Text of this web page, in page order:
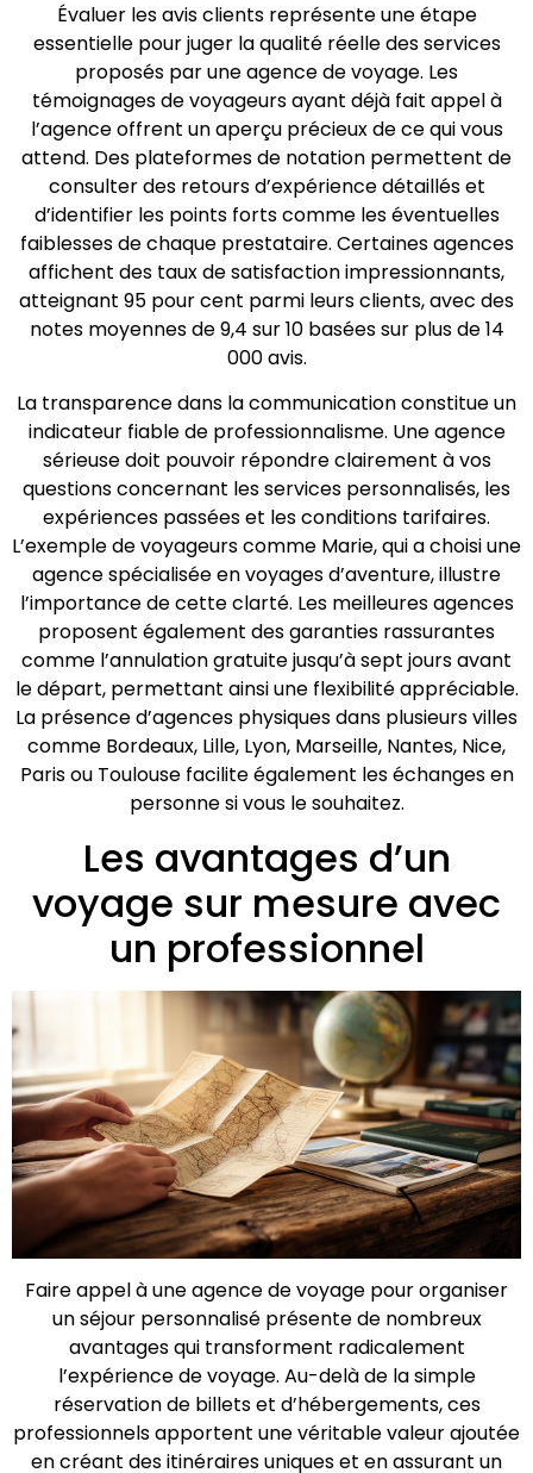
Évaluer les avis clients représente une étape
essentielle pour juger la qualité réelle des services
proposés par une agence de voyage. Les
témoignages de voyageurs ayant déjà fait appel à
l’agence offrent un aperçu précieux de ce qui vous
attend. Des plateformes de notation permettent de
consulter des retours d’expérience détaillés et
d’identifier les points forts comme les éventuelles
faiblesses de chaque prestataire. Certaines agences
affichent des taux de satisfaction impressionnants,
atteignant 95 pour cent parmi leurs clients, avec des
notes moyennes de 9,4 sur 10 basées sur plus de 14
000 avis.
La transparence dans la communication constitue un
indicateur fiable de professionnalisme. Une agence
sérieuse doit pouvoir répondre clairement à vos
questions concernant les services personnalisés, les
expériences passées et les conditions tarifaires.
L’exemple de voyageurs comme Marie, qui a choisi une
agence spécialisée en voyages d’aventure, illustre
l’importance de cette clarté. Les meilleures agences
proposent également des garanties rassurantes
comme l’annulation gratuite jusqu’à sept jours avant
le départ, permettant ainsi une flexibilité appréciable.
La présence d’agences physiques dans plusieurs villes
comme Bordeaux, Lille, Lyon, Marseille, Nantes, Nice,
Paris ou Toulouse facilite également les échanges en
personne si vous le souhaitez.
Les avantages d’un
voyage sur mesure avec
un professionnel
Faire appel à une agence de voyage pour organiser
un séjour personnalisé présente de nombreux
avantages qui transforment radicalement
l’expérience de voyage. Au-delà de la simple
réservation de billets et d’hébergements, ces
professionnels apportent une véritable valeur ajoutée
en créant des itinéraires uniques et en assurant un